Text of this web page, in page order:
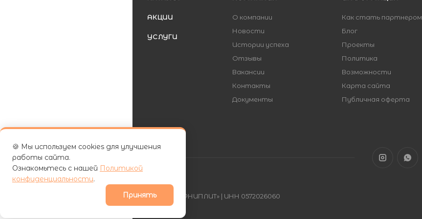
АКЦИИ
УСЛУГИ
О компании
Новости
Истории успеха
Отзывы
Вакансии
Контакты
Документы
Как стать партнером
Блог
Проекты
Политика
Возможности
Карта сайта
Публичная оферта
| ООО «ФУРНИПЛИТ» | ИНН 0572026060
🍪 Мы используем cookies для улучшения
работы сайта.
Ознакомьтесь с нашей Политикой
конфиденциальности.
Принять